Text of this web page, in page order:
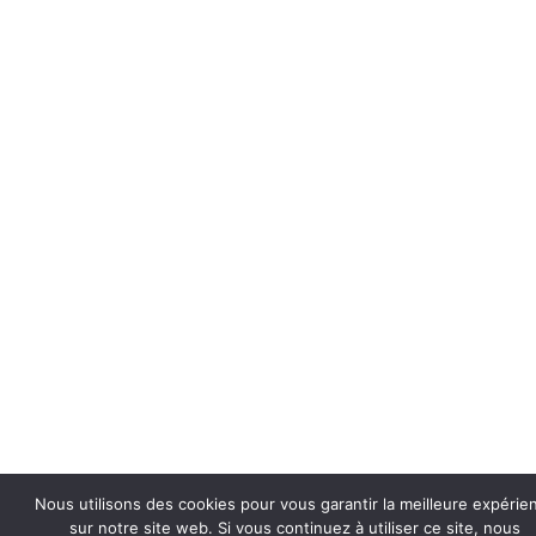
Nous utilisons des cookies pour vous garantir la meilleure
sur notre site web. Si vous continuez à utiliser ce site, nous